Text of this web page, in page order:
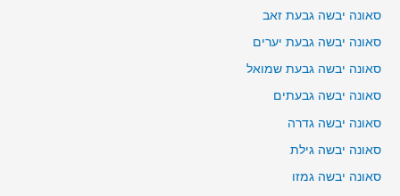
סאונה יבשה גבעת זאב
סאונה יבשה גבעת יערים
סאונה יבשה גבעת שמואל
סאונה יבשה גבעתים
סאונה יבשה גדרה
סאונה יבשה גילת
סאונה יבשה גמזו